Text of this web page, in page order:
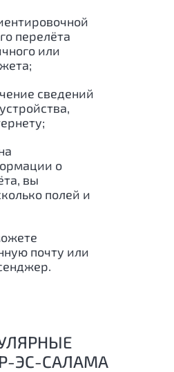
перелёта
или
сведений
о
вы
полей и
почту или
ЭС-САЛАМА